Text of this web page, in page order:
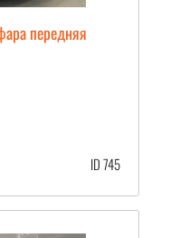
передняя
ID 745